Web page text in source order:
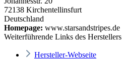
72138 Kirchentellinsfurt
Deutschland
Homepage: www.starsandstripes.de
Weiterführende Links des Herstellers
Hersteller-Webseite